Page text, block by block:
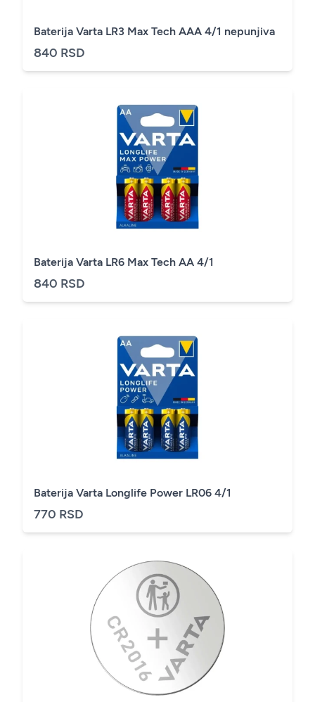
Baterija Varta LR3 Max Tech AAA 4/1 nepunjiva
840 RSD
Baterija Varta LR6 Max Tech AA 4/1
840 RSD
Baterija Varta Longlife Power LR06 4/1
770 RSD